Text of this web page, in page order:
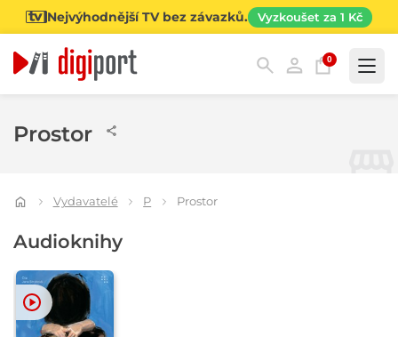
Nejvýhodnější TV bez závazků. Vyzkoušet za 1 Kč
0
Prostor
Vydavatelé P Prostor
Audioknihy